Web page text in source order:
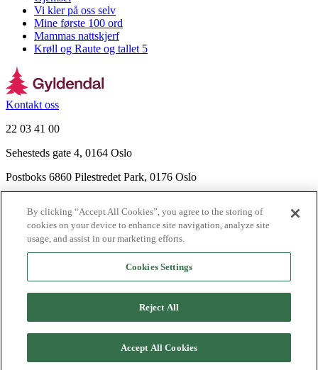
Vi kler på oss selv
Mine første 100 ord
Mammas nattskjerf
Krøll og Raute og tallet 5
Kontakt oss
22 03 41 00
Sehesteds gate 4, 0164 Oslo
Postboks 6860 Pilestredet Park, 0176 Oslo
Nyhetsbrev
Ledige stillinger
Send inn manus
Agency
PersonvernerklæringerInformasjonskapsler
By clicking “Accept All Cookies”, you agree to the storing of
cookies on your device to enhance site navigation, analyze site
usage, and assist in our marketing efforts.
Cookies Settings
Reject All
Accept All Cookies